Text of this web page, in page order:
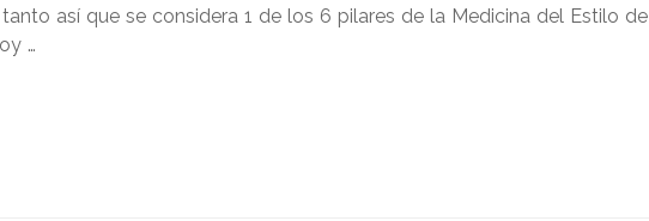
así que se considera 1 de los 6 pilares de la Medicina del Estilo de
…